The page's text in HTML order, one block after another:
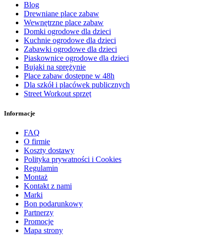
Blog
Drewniane place zabaw
Wewnętrzne place zabaw
Domki ogrodowe dla dzieci
Kuchnie ogrodowe dla dzieci
Zabawki ogrodowe dla dzieci
Piaskownice ogrodowe dla dzieci
Bujaki na sprężynie
Place zabaw dostępne w 48h
Dla szkół i placówek publicznych
Street Workout sprzęt
Informacje
FAQ
O firmie
Koszty dostawy
Polityka prywatności i Cookies
Regulamin
Montaż
Kontakt z nami
Marki
Bon podarunkowy
Partnerzy
Promocje
Mapa strony